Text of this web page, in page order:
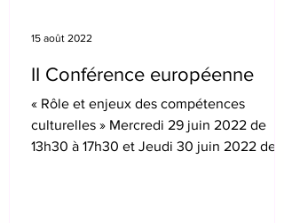
II Conférence européenne
« Rôle et enjeux des compétences
culturelles » Mercredi 29 juin 2022 de
13h30 à 17h30 et Jeudi 30 juin 2022 de
15 août 2022